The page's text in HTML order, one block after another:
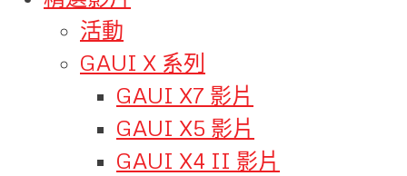
活動
GAUI X 系列
GAUI X7 影片
GAUI X5 影片
GAUI X4 II 影片